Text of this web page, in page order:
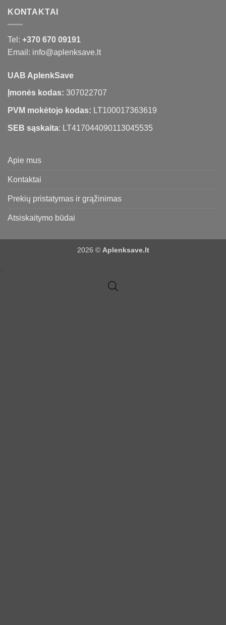
KONTAKTAI
Tel: +370 670 09191
Email: info@aplenksave.lt
UAB AplenkSave
Įmonės kodas: 307022707
PVM mokėtojo kodas: LT100017363619
SEB sąskaita: LT417044090113045535
Apie mus
Kontaktai
Prekių pristatymas ir grąžinimas
Atsiskaitymo būdai
2026 © Aplenksave.lt